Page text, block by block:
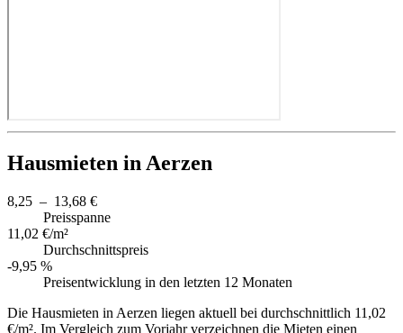
Hausmieten in Aerzen
8,25 – 13,68 €
Preisspanne
11,02 €/m²
Durchschnittspreis
-9,95 %
Preisentwicklung in den letzten 12 Monaten
Die Hausmieten in Aerzen liegen aktuell bei durchschnittlich 11,02
€/m². Im Vergleich zum Vorjahr verzeichnen die Mieten einen